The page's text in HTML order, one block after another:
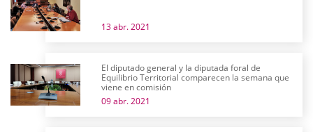
13 abr. 2021
El diputado general y la diputada foral de
Equilibrio Territorial comparecen la semana que
viene en comisión
09 abr. 2021